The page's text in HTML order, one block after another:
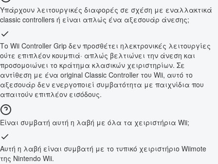
Υπάρχουν λειτουργικές διαφορές σε σχέση με εναλλακτικά
classic controllers ή είναι απλώς ένα αξεσουάρ άνεσης;
Το Wii Controller Grip δεν προσθέτει ηλεκτρονικές λειτουργίες
ούτε επιπλέον κουμπιά· απλώς βελτιώνει την άνεση και
προσομοιώνει το κράτημα κλασικών χειριστηρίων. Σε
αντίθεση με ένα original Classic Controller του Wii, αυτό το
αξεσουάρ δεν ενεργοποιεί συμβατότητα με παιχνίδια που
απαιτούν επιπλέον εισόδους.
Είναι συμβατή αυτή η λαβή με όλα τα χειριστήρια Wii;
Αυτή η λαβή είναι συμβατή με το τυπικό χειριστήριο Wiimote
της Nintendo Wii.